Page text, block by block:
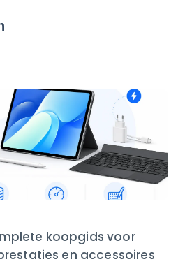
koopgids voor
en accessoires